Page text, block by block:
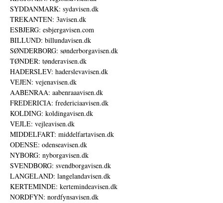
SYDDANMARK: sydavisen.dk
TREKANTEN: 3avisen.dk
ESBJERG: esbjergavisen.com
BILLUND: billundavisen.dk
SØNDERBORG: sønderborgavisen.dk
TØNDER: tønderavisen.dk
HADERSLEV: haderslevavisen.dk
VEJEN: vejenavisen.dk
AABENRAA: aabenraaavisen.dk
FREDERICIA: fredericiaavisen.dk
KOLDING: koldingavisen.dk
VEJLE: vejleavisen.dk
MIDDELFART: middelfartavisen.dk
ODENSE: odenseavisen.dk
NYBORG: nyborgavisen.dk
SVENDBORG: svendborgavisen.dk
LANGELAND: langelandavisen.dk
KERTEMINDE: kertemindeavisen.dk
NORDFYN: nordfynsavisen.dk